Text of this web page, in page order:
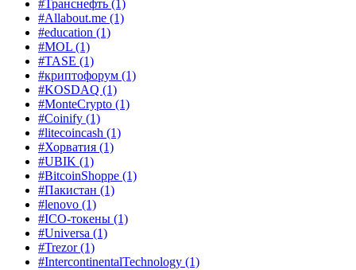
#Транснефть (1)
#Allabout.me (1)
#education (1)
#MOL (1)
#TASE (1)
#криптофорум (1)
#KOSDAQ (1)
#MonteCrypto (1)
#Coinify (1)
#litecoincash (1)
#Хорватия (1)
#UBIK (1)
#BitcoinShoppe (1)
#Пакистан (1)
#lenovo (1)
#ICO-токены (1)
#Universa (1)
#Trezor(1)
#IntercontinentalTechnology (1)